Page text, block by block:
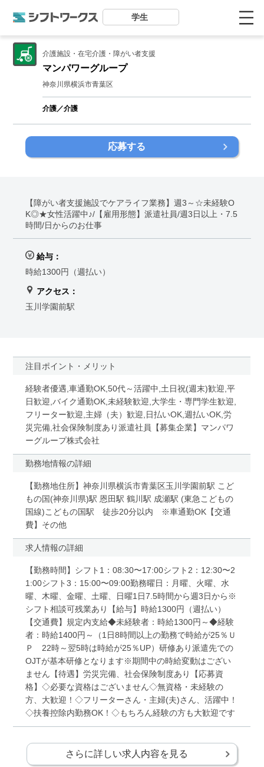
学生
介護施設・在宅介護・障がい者支援
マンパワーグループ
神奈川県横浜市青葉区
介護／介護
応募する
【障がい者支援施設でケアライフ業務】週3～☆未経験O
K◎★女性活躍中♪/【雇用形態】派遣社員/週3日以上・7.5
時間/日からのお仕事
給与：
時給1300円（週払い）
アクセス：
玉川学園前駅
注目ポイント・メリット
経験者優遇,車通勤OK,50代～活躍中,土日祝(週末)歓迎,平
日歓迎,バイク通勤OK,未経験歓迎,大学生・専門学生歓迎,
フリーター歓迎,主婦（夫）歓迎,日払いOK,週払いOK,労
災完備,社会保険制度あり派遣社員【募集企業】マンパワ
ーグループ株式会社
勤務地情報の詳細
【勤務地住所】神奈川県横浜市青葉区玉川学園前駅 こど
もの国(神奈川県)駅 恩田駅 鶴川駅 成瀬駅 (東急こどもの
国線)こどもの国駅 徒歩20分以内 ※車通勤OK【交通
費】その他
求人情報の詳細
【勤務時間】シフト1：08:30〜17:00シフト2：12:30〜2
1:00シフト3：15:00〜09:00勤務曜日：月曜、火曜、水
曜、木曜、金曜、土曜、日曜1日7.5時間から週3日から※
シフト相談可残業あり【給与】時給1300円（週払い）
【交通費】規定内支給◆未経験者：時給1300円～◆経験
者：時給1400円～（1日8時間以上の勤務で時給が25％Ｕ
Ｐ 22時～翌5時は時給が25％UP）研修あり派遣先での
OJTが基本研修となります※期間中の時給変動はござい
ません【待遇】労災完備、社会保険制度あり【応募資
格】◇必要な資格はございません◇無資格・未経験の
方、大歓迎！◇フリーターさん・主婦(夫)さん、活躍中！
◇扶養控除内勤務OK！◇もちろん経験の方も大歓迎です
さらに詳しい求人内容を見る